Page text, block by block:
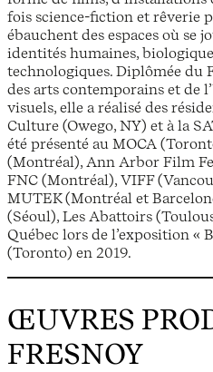
fois science-fiction et rêverie
ébauchent des espaces où se
identités humaines,
technologiques. Diplômée du
des arts contemporains et de
visuels, elle a réalisé des
Culture (Owego, NY) et à la
été présenté au MOCA
(Montréal), Ann Arbor Film
FNC (Montréal), VIFF
MUTEK (Montréal et
(Séoul), Les Abattoirs
Québec lors de l’exposition «
(Toronto) en 2019.
ŒUVRES
FRESNOY